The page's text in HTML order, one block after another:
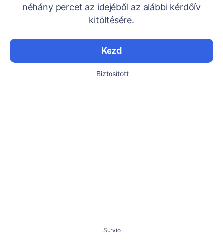
néhány percet az idejéből az alábbi kérdőív
kitöltésére.
Kezd
Biztosított
Survio